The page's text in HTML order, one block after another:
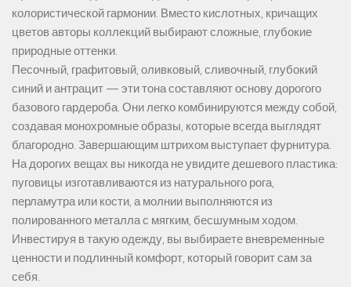
колористической гармонии. Вместо кислотных, кричащих
цветов авторы коллекций выбирают сложные, глубокие
природные оттенки.
Песочный, графитовый, оливковый, сливочный, глубокий
синий и антрацит — эти тона составляют основу дорогого
базового гардероба. Они легко комбинируются между собой,
создавая монохромные образы, которые всегда выглядят
благородно. Завершающим штрихом выступает фурнитура.
На дорогих вещах вы никогда не увидите дешевого пластика:
пуговицы изготавливаются из натурального рога,
перламутра или кости, а молнии выполняются из
полированного металла с мягким, бесшумным ходом.
Инвестируя в такую одежду, вы выбираете вневременные
ценности и подлинный комфорт, который говорит сам за
себя.